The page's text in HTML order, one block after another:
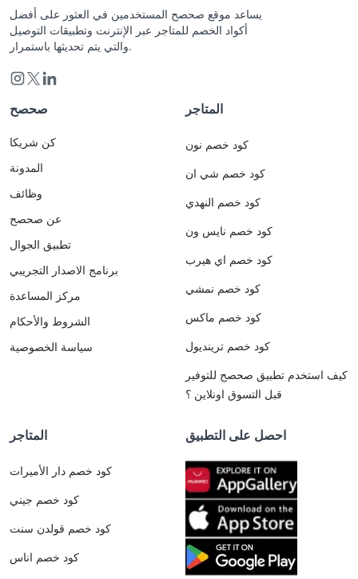
يساعد موقع صحصح المستخدمين في العثور على أفضل
أكواد الخصم للمتاجر عبر الإنترنت وتطبيقات التوصيل
والتي يتم تحديثها باستمرار.
صحصح
كن شريكا
المدونة
وظائف
عن صحصح
تطبيق الجوال
برنامج الاصدار التجريبي
مركز المساعدة
الشروط والأحكام
سياسة الخصوصية
المتاجر
كود خصم نون
كود خصم شي ان
كود خصم النهدي
كود خصم نايس ون
كود خصم اي هيرب
كود خصم نمشي
كود خصم ماكس
كود خصم ترينديول
كيف استخدم تطبيق صحصح للتوفير
قبل التسوق اونلاين ؟
المتاجر
كود خصم دار الأميرات
كود خصم جيني
كود خصم قولدن سنت
كود خصم اناس
احصل على التطبيق